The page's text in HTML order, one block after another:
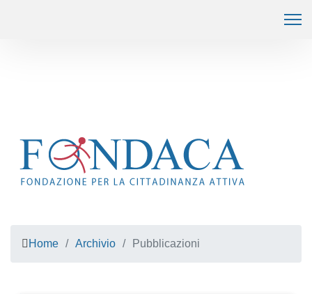
Home Archivio Pubblicazioni